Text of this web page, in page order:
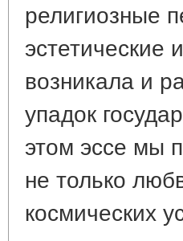
религиозные
эстетические
возникала и
упадок
этом эссе мы
не только
космических